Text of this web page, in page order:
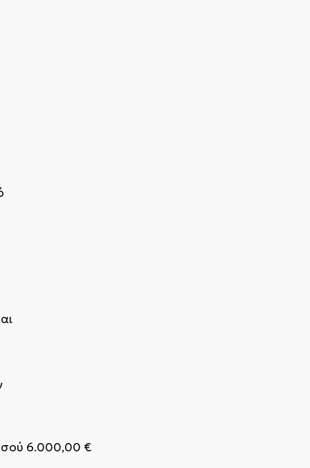
6.000,00 €